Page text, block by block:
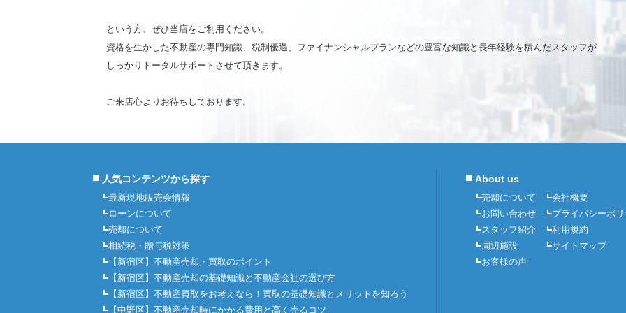
という方、ぜひ当店をご利用ください。
資格を生かした不動産の専門知識、税制優遇、ファイナンシャルプランなどの豊富な知識と長年経験を積んだスタッフが
しっかりトータルサポートさせて頂きます。
ご来店心よりお待ちしております。
■ 人気コンテンツから探す
最新現地販売会情報
ローンについて
売却について
相続税・贈与税対策
【新宿区】不動産売却・買取のポイント
【新宿区】不動産売却の基礎知識と不動産会社の選び方
【新宿区】不動産買取をお考えなら！買取の基礎知識とメリットを知ろう
【中野区】不動産売却時にかかる費用と高く売るコツ
■ About us
売却について
お問い合わせ
スタッフ紹介
周辺施設
お客様の声
会社概要
プライバシーポ
利用規約
サイトマップ